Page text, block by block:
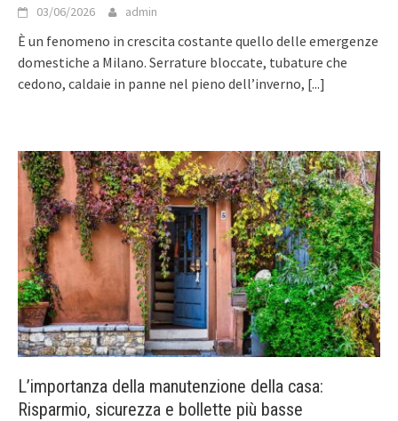
03/06/2026 admin
È un fenomeno in crescita costante quello delle emergenze
domestiche a Milano. Serrature bloccate, tubature che
cedono, caldaie in panne nel pieno dell’inverno, [...]
L’importanza della manutenzione della casa:
Risparmio, sicurezza e bollette più basse